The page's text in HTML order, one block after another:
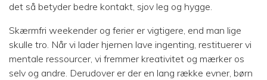
det så betyder bedre kontakt, sjov leg og hygge.
Skærmfri weekender og ferier er vigtigere, end man lige
skulle tro. Når vi lader hjernen lave ingenting, restituerer vi
mentale ressourcer, vi fremmer kreativitet og mærker os
selv og andre. Derudover er der en lang række evner, børn